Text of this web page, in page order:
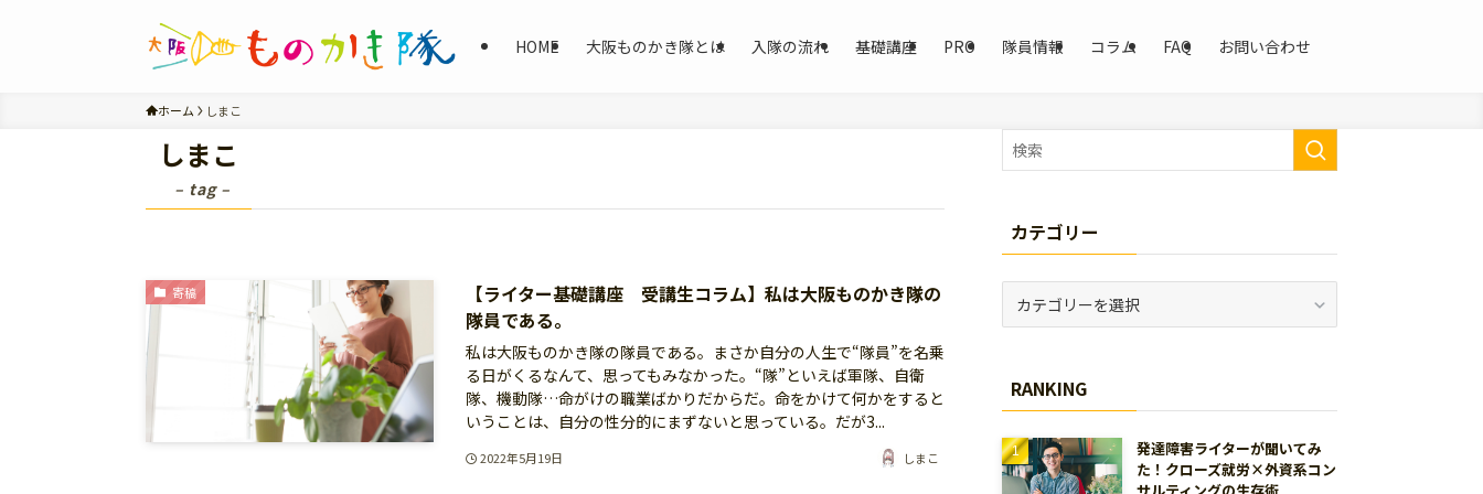
HOME 大阪ものかき隊とは 入隊の流れ 基礎講座 PRO 隊員情報 コラム FAQ お問い合わせ
ホーム しまこ
しまこ
– tag –
寄稿
【ライター基礎講座 受講生コラム】私は大阪ものかき隊の
隊員である。
私は大阪ものかき隊の隊員である。まさか自分の人生で“隊員”を名乗
る日がくるなんて、思ってもみなかった。“隊”といえば軍隊、自衛
隊、機動隊…命がけの職業ばかりだからだ。命をかけて何かをすると
いうことは、自分の性分的にまずないと思っている。だが3...
2022年5月19日 しまこ
カテゴリー
ーRANKING
発達障害ライターが聞いてみ
た！クローズ就労×外資系コン